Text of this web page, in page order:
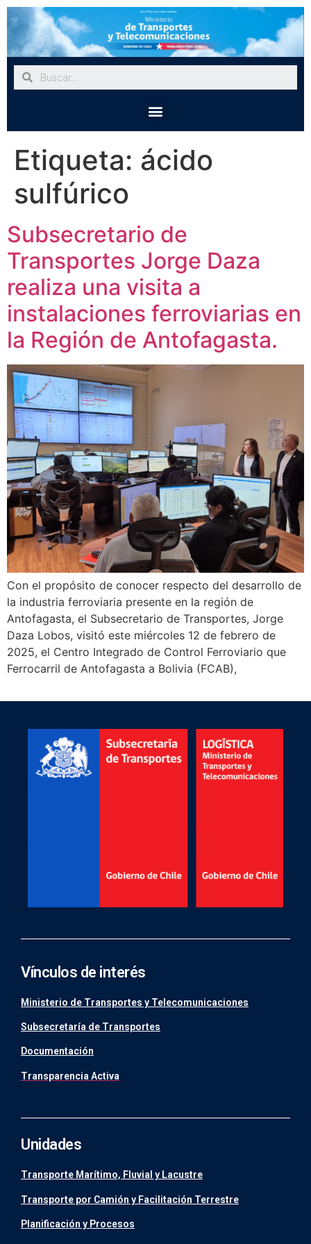
Etiqueta: ácido
sulfúrico
Subsecretario de
Transportes Jorge Daza
realiza una visita a
instalaciones ferroviarias en
la Región de Antofagasta.
Con el propósito de conocer respecto del desarrollo de
la industria ferroviaria presente en la región de
Antofagasta, el Subsecretario de Transportes, Jorge
Daza Lobos, visitó este miércoles 12 de febrero de
2025, el Centro Integrado de Control Ferroviario que
Ferrocarril de Antofagasta a Bolivia (FCAB),
Vínculos de interés
Ministerio de Transportes y Telecomunicaciones
Subsecretaría de Transportes
Documentación
Transparencia Activa
Unidades
Transporte Marítimo, Fluvial y Lacustre
Transporte por Camión y Facilitación Terrestre
Planificación y Procesos